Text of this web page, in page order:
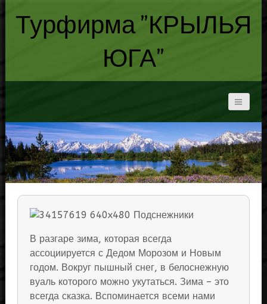
Турфирма "КРЫЛЬЯ
ЮГА"
В разгаре зима, которая всегда
ассоциируется с Дедом Морозом и Новым
годом. Вокруг пышный снег, в белоснежную
вуаль которого можно укутаться. Зима – это
всегда сказка. Вспоминается всеми нами